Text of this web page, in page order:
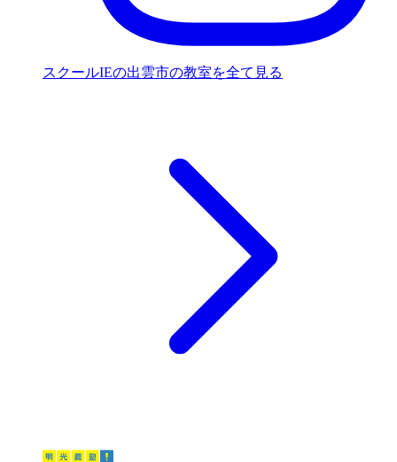
スクールIEの出雲市の教室を全て見る